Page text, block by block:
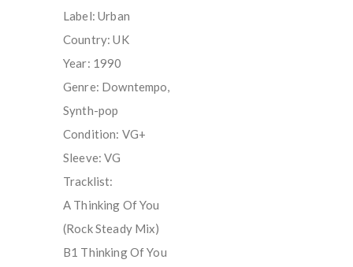
Label: Urban
Country: UK
Year: 1990
Genre: Downtempo,
Synth-pop
Condition: VG+
Sleeve: VG
Tracklist:
A Thinking Of You
(Rock Steady Mix)
B1 Thinking Of You